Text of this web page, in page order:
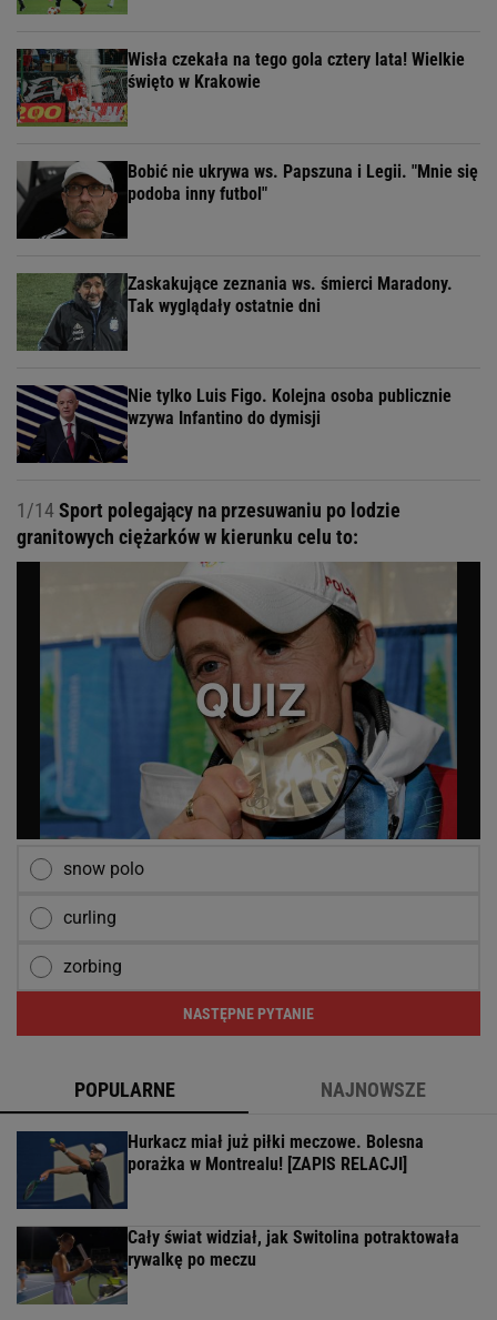
Wisła czekała na tego gola cztery lata! Wielkie
święto w Krakowie
Bobić nie ukrywa ws. Papszuna i Legii. "Mnie się
podoba inny futbol"
Zaskakujące zeznania ws. śmierci Maradony.
Tak wyglądały ostatnie dni
Nie tylko Luis Figo. Kolejna osoba publicznie
wzywa Infantino do dymisji
1/14Sport polegający na przesuwaniu po lodzie
granitowych ciężarków w kierunku celu to:
snow polo
curling
zorbing
NASTĘPNE PYTANIE
POPULARNE NAJNOWSZE
Hurkacz miał już piłki meczowe. Bolesna
porażka w Montrealu! [ZAPIS RELACJI]
Cały świat widział, jak Switolina potraktowała
rywalkę po meczu